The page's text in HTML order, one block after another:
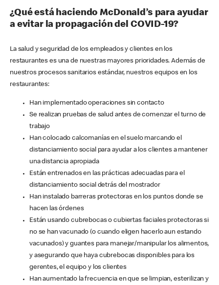
¿Qué está haciendo McDonald’s para ayudar
a evitar la propagación del COVID-19?
La salud y seguridad de los empleados y clientes en los
restaurantes es una de nuestras mayores prioridades. Además de
nuestros procesos sanitarios estándar, nuestros equipos en los
restaurantes:
Han implementado operaciones sin contacto
Se realizan pruebas de salud antes de comenzar el turno de
trabajo
Han colocado calcomanías en el suelo marcando el
distanciamiento social para ayudar a los clientes a mantener
una distancia apropiada
Están entrenados en las prácticas adecuadas para el
distanciamiento social detrás del mostrador
Han instalado barreras protectoras en los puntos donde se
hacen las órdenes
Están usando cubrebocas o cubiertas faciales protectoras si
no se han vacunado (o cuando eligen hacerlo aun estando
vacunados) y guantes para manejar/manipular los alimentos,
y asegurando que haya cubrebocas disponibles para los
gerentes, el equipo y los clientes
Han aumentado la frecuencia en que se limpian, esterilizan y